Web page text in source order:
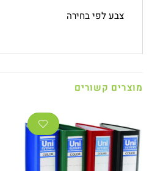
צבע לפי בחירה
מוצרים קשורים